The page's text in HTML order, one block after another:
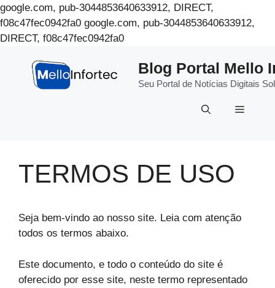
google.com, pub-3044853640633912, DIRECT,
f08c47fec0942fa0 google.com, pub-3044853640633912,
DIRECT, f08c47fec0942fa0Pular
conteúdo
Blog Portal Mello
Seu Portal de Notícias Digitais
Menu
TERMOS DE USO
Seja bem-vindo ao nosso site. Leia com atenção
todos os termos abaixo.
Este documento, e todo o conteúdo do site é
oferecido por esse site, neste termo representado